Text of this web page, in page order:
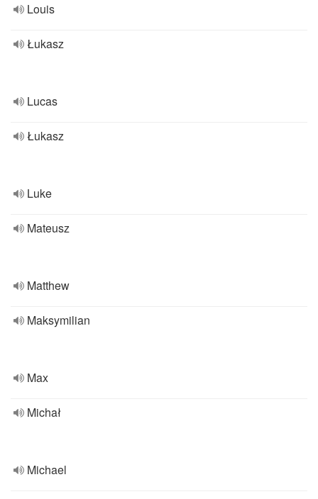
Louis
Łukasz
Lucas
Łukasz
Luke
Mateusz
Matthew
Maksymilian
Max
Michał
Michael